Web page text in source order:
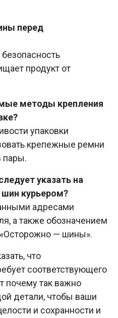
перед
безопасность
продукт от
методы крепления
упаковки
крепежные ремни
пары.
указать на
шин курьером?
адресами
а также обозначением
— шины».
что
соответствующего
почему так важно
детали, чтобы ваши
и сохранности и